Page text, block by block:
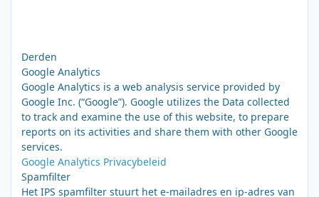
Derden
Google Analytics
Google Analytics is a web analysis service provided by
Google Inc. (“Google”). Google utilizes the Data collected
to track and examine the use of this website, to prepare
reports on its activities and share them with other Google
services.
Google Analytics Privacybeleid
Spamfilter
Het IPS spamfilter stuurt het e-mailadres en ip-adres van